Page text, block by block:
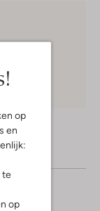
op
en
te
op